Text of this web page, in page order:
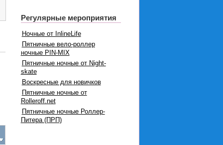
Регулярные мероприятия
Ночные от InlineLife
Пятничные вело-роллер
ночные PIN-MIX
Пятничные ночные от Night-
skate
Воскресные для новичков
Пятничные ночные от
Rolleroff.net
Пятничные ночные Роллер-
Питера (ПРП)